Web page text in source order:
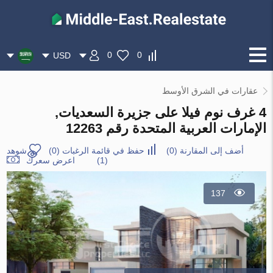
0
0
USD
عقارات في الشرق الأوسط
4 غرف نوم فيلا على جزيرة السعديات,
الإمارات العربية المتحدة رقم 12263
أضف إلى المقارنة (
0
) حفظ في قائمة الرغبات (
0
)
شوهد
(1)
اعرض سعرك
137